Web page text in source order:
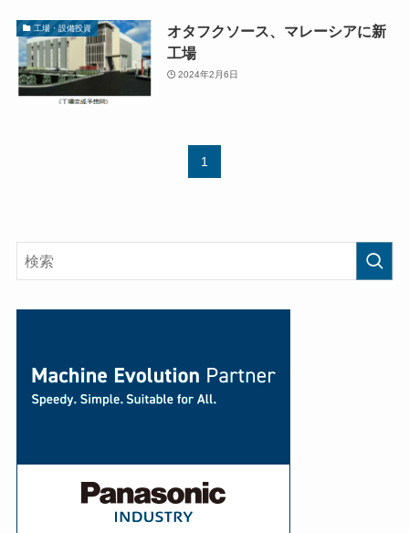
工場・設備投資
オタフクソース、マレーシアに新
工場
2024年2月6日
1